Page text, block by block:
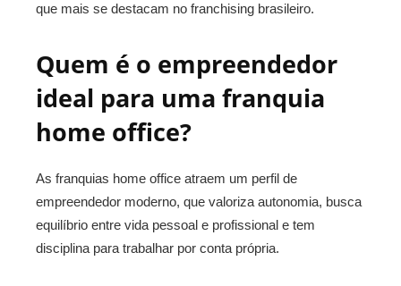
que mais se destacam no franchising brasileiro.
Quem é o empreendedor
ideal para uma franquia
home office?
As franquias home office atraem um perfil de
empreendedor moderno, que valoriza autonomia, busca
equilíbrio entre vida pessoal e profissional e tem
disciplina para trabalhar por conta própria.